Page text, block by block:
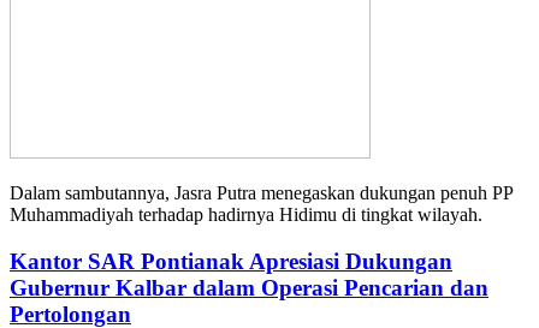
Dalam sambutannya, Jasra Putra menegaskan dukungan penuh PP
Muhammadiyah terhadap hadirnya Hidimu di tingkat wilayah.
Kantor SAR Pontianak Apresiasi Dukungan
Gubernur Kalbar dalam Operasi Pencarian dan
Pertolongan